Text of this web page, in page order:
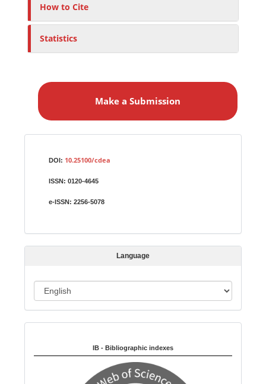
How to Cite
Statistics
a
s
i
Make a Submission
DOI: 10.25100/cdea
ISSN:0120-4645
e-ISSN: 2256-5078
Language
a
u
a
g
IB - Bibliographic indexes